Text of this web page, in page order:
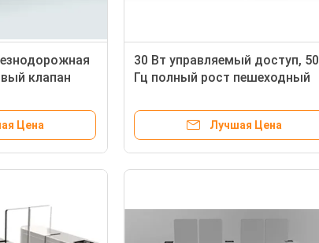
клапан
Цена
30 Вт управляемый доступ, 50
Гц полный рост пешеходный
Лучшая Цена